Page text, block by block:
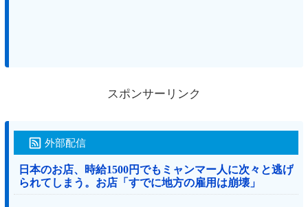
スポンサーリンク
外部配信
日本のお店、時給1500円でもミャンマー人に次々と逃げ
られてしまう。お店「すでに地方の雇用は崩壊」